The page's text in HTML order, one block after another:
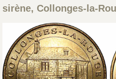
sirène, Collonges-la-